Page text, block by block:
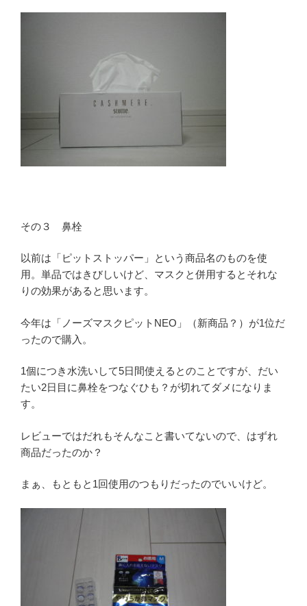
その３ 鼻栓
以前は「ピットストッパー」という商品名のものを使
用。単品ではきびしいけど、マスクと併用するとそれな
りの効果があると思います。
今年は「ノーズマスクピットNEO」（新商品？）が1位だ
ったので購入。
1個につき水洗いして5日間使えるとのことですが、だい
たい2日目に鼻栓をつなぐひも？が切れてダメになりま
す。
レビューではだれもそんなこと書いてないので、はずれ
商品だったのか？
まぁ、もともと1回使用のつもりだったのでいいけど。